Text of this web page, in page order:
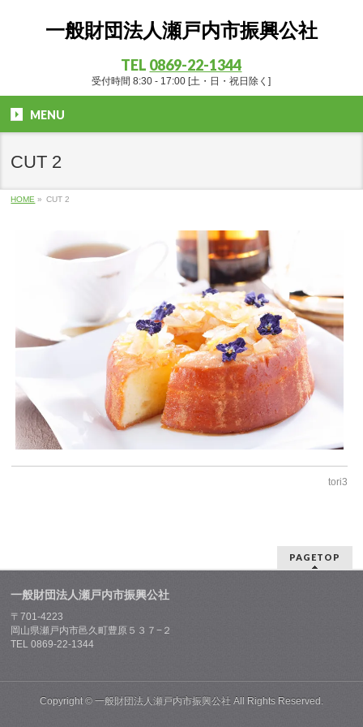
一般財団法人瀬戸内市振興公社
TEL 0869-22-1344
受付時間 8:30 - 17:00 [土・日・祝日除く]
MENU
CUT 2
HOME » CUT 2
tori3
PAGETOP
一般財団法人瀬戸内市振興公社
〒701-4223
岡山県瀬戸内市邑久町豊原５３７−２
TEL 0869-22-1344
Copyright © 一般財団法人瀬戸内市振興公社All Rights Reserved.